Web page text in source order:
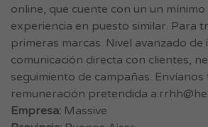
online, que cuente con un un
experiencia en puesto similar. Para
primeras marcas. Nivel avanzado de
comunicación directa con clientes,
seguimiento de campañas. Envíanos
remuneración pretendida a:
Empresa: Massive